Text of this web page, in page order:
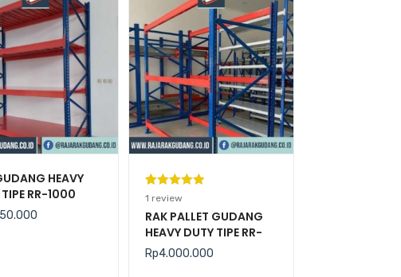
HEAVY
RR-1000
Peringkat
5.00dari 5
berdasarka
n
1
penilaian
1 review
RAK PALLET GUDANG
HEAVY DUTY TIPE RR-
2000 KAPASITAS 2
TON / LEVEL
Rp4.000.000